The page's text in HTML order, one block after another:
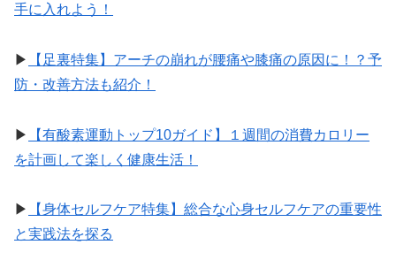
手に入れよう！
▶︎
【足裏特集】アーチの崩れが腰痛や膝痛の原因に！？予
防・改善方法も紹介！
▶︎
【有酸素運動トップ10ガイド】１週間の消費カロリー
を計画して楽しく健康生活！
▶︎
【身体セルフケア特集】総合な心身セルフケアの重要性
と実践法を探る